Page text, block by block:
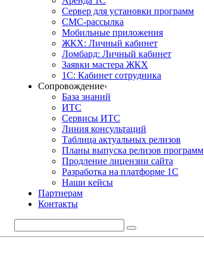
Сервер для установки программ
СМС-рассылка
Мобильные приложения
ЖКХ: Личный кабинет
Ломбард: Личный кабинет
Заявки мастера ЖКХ
1С: Кабинет сотрудника
Сопровождение›
База знаний
ИТС
Сервисы ИТС
Линия консультаций
Таблица актуальных релизов
Планы выпуска релизов программ
Продление лицензии сайта
Разработка на платформе 1С
Наши кейсы
Партнерам
Контакты